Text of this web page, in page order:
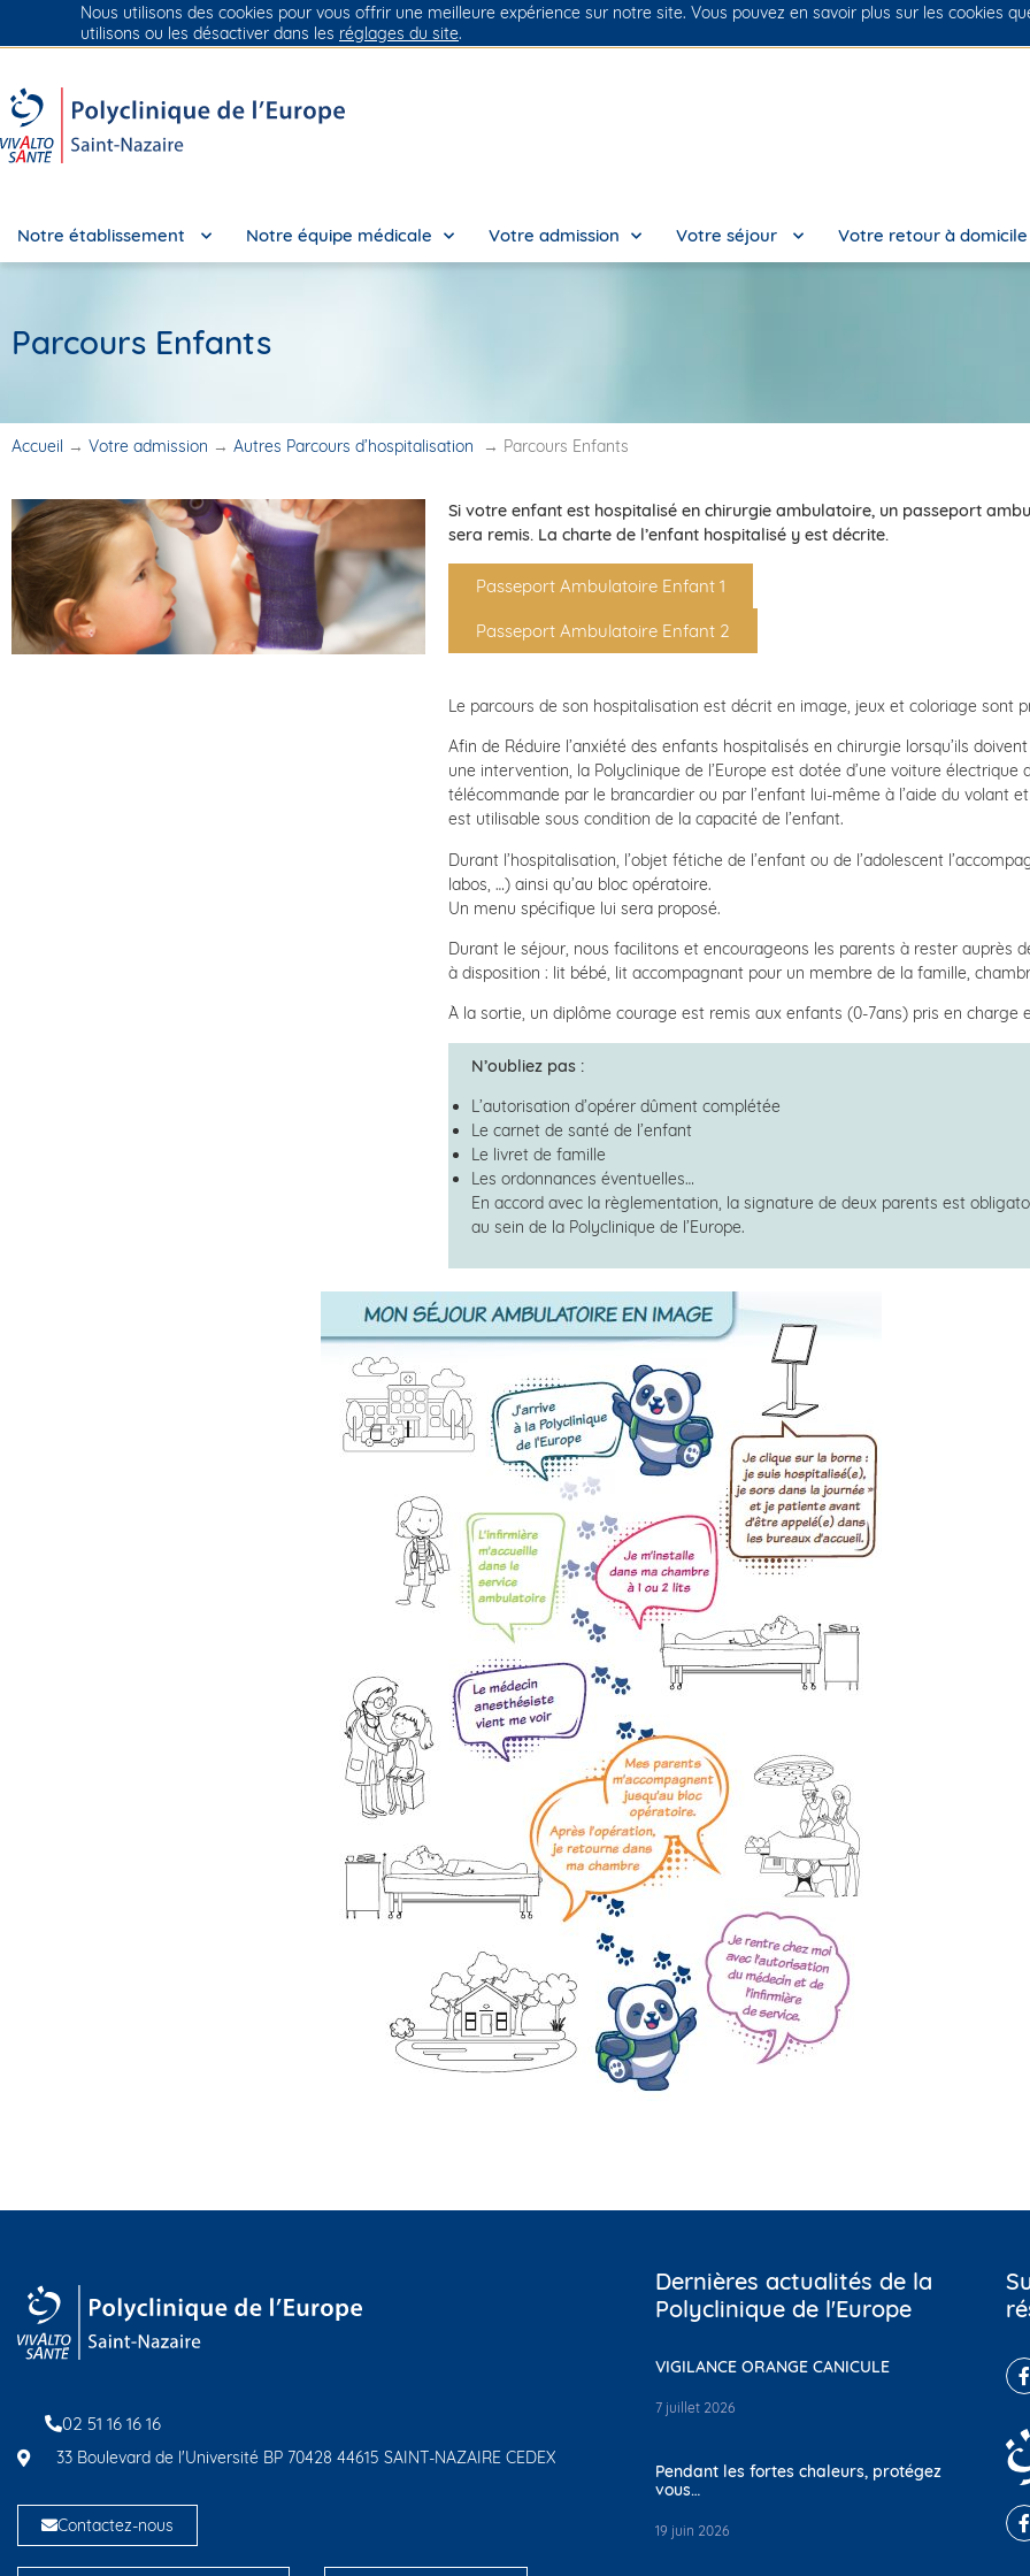
Groupe Vivalto Santé Entre nous, la vie
Notre établissement Notre équipe médicale Votre admission Votre séjour Votre retour à domicile
Parcours Enfants
Accueil → Votre admission → Autres Parcours d’hospitalisation → Parcours Enfants
Si votre enfant est hospitalisé en chirurgie ambulatoire, un passeport
sera remis. La charte de l’enfant hospitalisé y est décrite.
Passeport Ambulatoire Enfant 1
Passeport Ambulatoire Enfant 2
Le parcours de son hospitalisation est décrit en image, jeux et coloriage sont
Afin de Réduire l’anxiété des enfants hospitalisés en chirurgie lorsqu’ils
une intervention, la Polyclinique de l’Europe est dotée d’une voiture électrique
télécommande par le brancardier ou par l’enfant lui-même à l’aide du volant
est utilisable sous condition de la capacité de l’enfant.
Durant l’hospitalisation, l’objet fétiche de l’enfant ou de l’adolescent
labos, …) ainsi qu’au bloc opératoire.
Un menu spécifique lui sera proposé.
Durant le séjour, nous facilitons et encourageons les parents à rester auprès
à disposition : lit bébé, lit accompagnant pour un membre de la famille,
À la sortie, un diplôme courage est remis aux enfants (0-7ans) pris en charge
N’oubliez pas :
L’autorisation d’opérer dûment complétée
Le carnet de santé de l’enfant
Le livret de famille
Les ordonnances éventuelles…
En accord avec la règlementation, la signature de deux parents est
au sein de la Polyclinique de l’Europe.
02 51 16 16 16
33 Boulevard de l'Université BP 70428 44615 SAINT-NAZAIRE CEDEX
Contactez-nous
Dernières actualités de la
Polyclinique de l'Europe
VIGILANCE ORANGE CANICULE
7 juillet 2026
Pendant les fortes chaleurs, protégez
vous…
19 juin 2026
Nous utilisons des cookies pour vous offrir une meilleure expérience sur notre site. Vous pouvez en savoir plus sur les cookies
utilisons ou les désactiver dans les réglages du site.